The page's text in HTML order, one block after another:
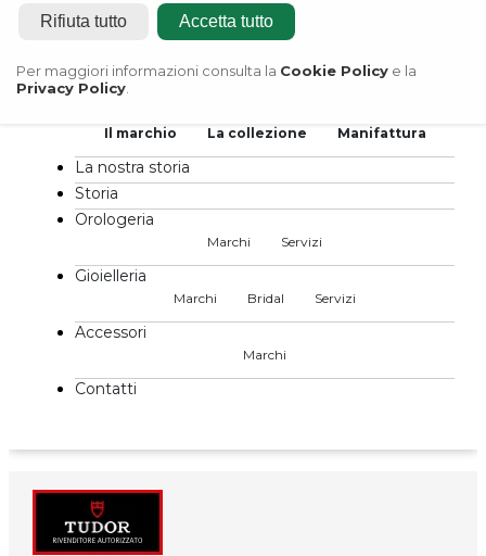
Home
Rivenditore Autorizzato
Rolex
Rivenditore Autorizzato
Il marchio La collezione Manifattura
La nostra storia
Storia
Orologeria
Marchi Servizi
Gioielleria
Marchi Bridal Servizi
Accessori
Marchi
Contatti
Rifiuta tutto Accetta tutto
Per maggiori informazioni consulta la Cookie Policy e la
Privacy Policy